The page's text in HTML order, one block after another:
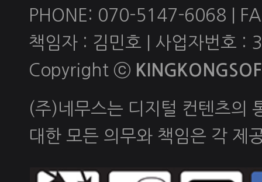
PHONE: 070-5147-6068 |
책임자 : 김민호 | 사업자번호
Copyright ⓒ
(주)네무스는 디지털 컨텐츠의
대한 모든 의무와 책임은 각 제